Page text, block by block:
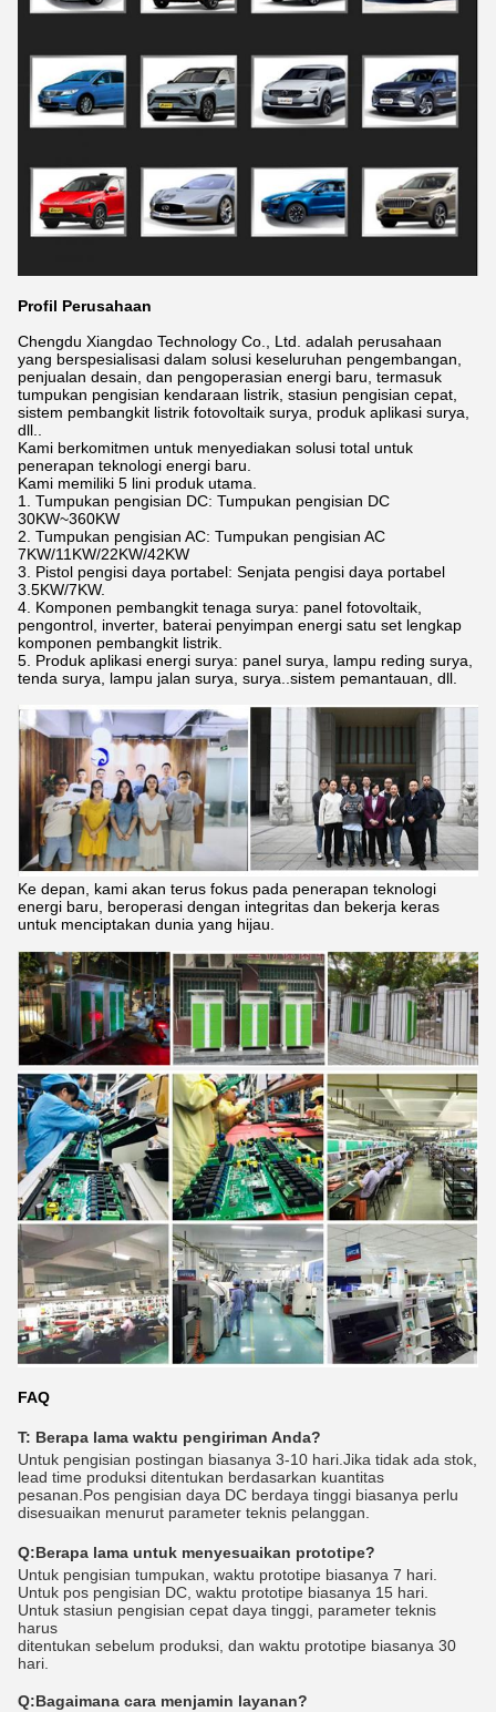
Profil Perusahaan
Chengdu Xiangdao Technology Co., Ltd. adalah perusahaan
yang berspesialisasi dalam solusi keseluruhan pengembangan,
penjualan desain, dan pengoperasian energi baru, termasuk
tumpukan pengisian kendaraan listrik, stasiun pengisian cepat,
sistem pembangkit listrik fotovoltaik surya, produk aplikasi surya,
dll..
Kami berkomitmen untuk menyediakan solusi total untuk
penerapan teknologi energi baru.
Kami memiliki 5 lini produk utama.
1. Tumpukan pengisian DC: Tumpukan pengisian DC
30KW~360KW
2. Tumpukan pengisian AC: Tumpukan pengisian AC
7KW/11KW/22KW/42KW
3. Pistol pengisi daya portabel: Senjata pengisi daya portabel
3.5KW/7KW.
4. Komponen pembangkit tenaga surya: panel fotovoltaik,
pengontrol, inverter, baterai penyimpan energi satu set lengkap
komponen pembangkit listrik.
5. Produk aplikasi energi surya: panel surya, lampu reding surya,
tenda surya, lampu jalan surya, surya..sistem pemantauan, dll.
Ke depan, kami akan terus fokus pada penerapan teknologi
energi baru, beroperasi dengan integritas dan bekerja keras
untuk menciptakan dunia yang hijau.
FAQ
T: Berapa lama waktu pengiriman Anda?
Untuk pengisian postingan biasanya 3-10 hari.Jika tidak ada stok,
lead time produksi ditentukan berdasarkan kuantitas
pesanan.Pos pengisian daya DC berdaya tinggi biasanya perlu
disesuaikan menurut parameter teknis pelanggan.
Q:Berapa lama untuk menyesuaikan prototipe?
Untuk pengisian tumpukan, waktu prototipe biasanya 7 hari.
Untuk pos pengisian DC, waktu prototipe biasanya 15 hari.
Untuk stasiun pengisian cepat daya tinggi, parameter teknis
harus
ditentukan sebelum produksi, dan waktu prototipe biasanya 30
hari.
Q:Bagaimana cara menjamin layanan?